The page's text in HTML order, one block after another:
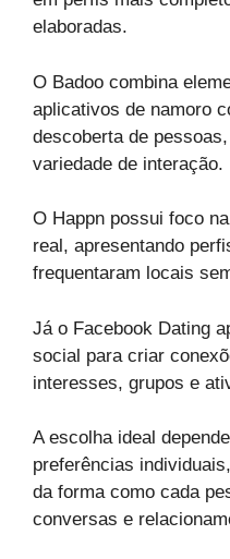
elaboradas.
O Badoo combina
aplicativos de namoro
descoberta de
variedade de interação.
O Happn possui foco
real, apresentando
frequentaram locais
Já o Facebook Dating
social para criar
interesses, grupos e
A escolha ideal
preferências
da forma como cada
conversas e